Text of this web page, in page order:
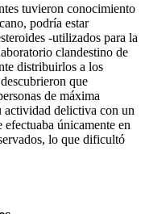
tuvieron conocimiento
podría estar
-utilizados para la
clandestino de
distribuirlos a los
que
de máxima
actividad delictiva con un
únicamente en
lo que dificultó